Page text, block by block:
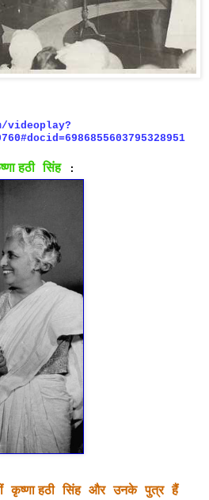
videoplay?
हठी सिंह :
कृष्णा हठी सिंह और उनके पुत्र हैं